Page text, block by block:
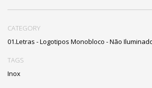
CATEGORY
01.Letras - Logotipos Monobloco - Não
TAGS
Inox